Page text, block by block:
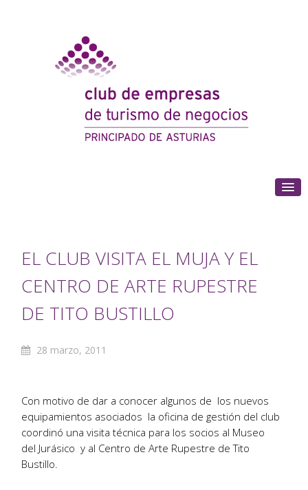
EL CLUB VISITA EL MUJA Y EL
CENTRO DE ARTE RUPESTRE
DE TITO BUSTILLO
28 marzo, 2011
Con motivo de dar a conocer algunos de los nuevos
equipamientos asociados la oficina de gestión del club
coordinó una visita técnica para los socios al Museo
del Jurásico y al Centro de Arte Rupestre de Tito
Bustillo.